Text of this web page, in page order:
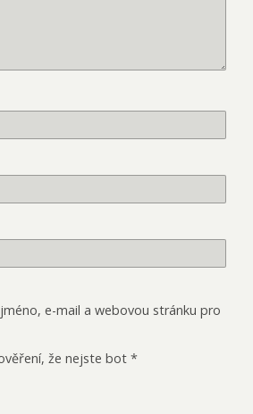
e-mail a webovou stránku pro
že nejste bot *